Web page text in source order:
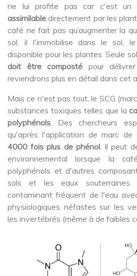
ne lui profite pas car c'est un
assimilable directement par les
café ne fait pas qu’augmenter la
sol, il l'immobilise dans le sol,
disponible pour les plantes. Seule
doit être composté pour
reviendrons plus en détail dans cet
Mais ce n'est pas tout, le SCG
substances toxiques telles que la
polyphénols . Des chercheurs
qu'après l'application de marc
4000 fois plus de phénol. Il peut
environnemental lorsque la
polyphénols et d'autres
sols et les eaux
contaminant fréquent de l'eau
physiologiques néfastes sur les
les invertébrés (même à de faibles